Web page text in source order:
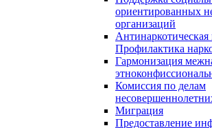
ориентированных
организаций
Антинаркотическая
Профилактика
Гармонизация
Комиссия по делам
Миграция
Предоставление